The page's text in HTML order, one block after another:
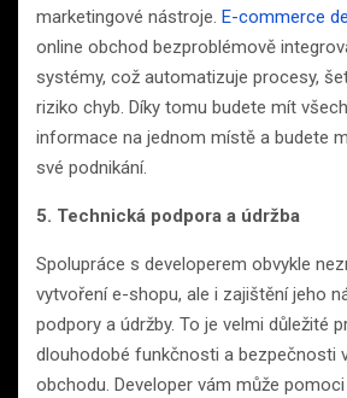
marketingové nástroje. E-commerce
online obchod bezproblémově
systémy, což automatizuje procesy,
riziko chyb. Díky tomu budete mít
informace na jednom místě a budete
své podnikání.
5. Technická podpora a údržba
Spolupráce s developerem obvykle
vytvoření e-shopu, ale i zajištění jeho
podpory a údržby. To je velmi důležité
dlouhodobé funkčnosti a bezpečnosti
obchodu. Developer vám může